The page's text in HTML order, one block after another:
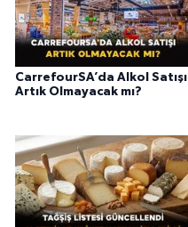
CarrefourSA’da Alkol Satışı
Artık Olmayacak mı?